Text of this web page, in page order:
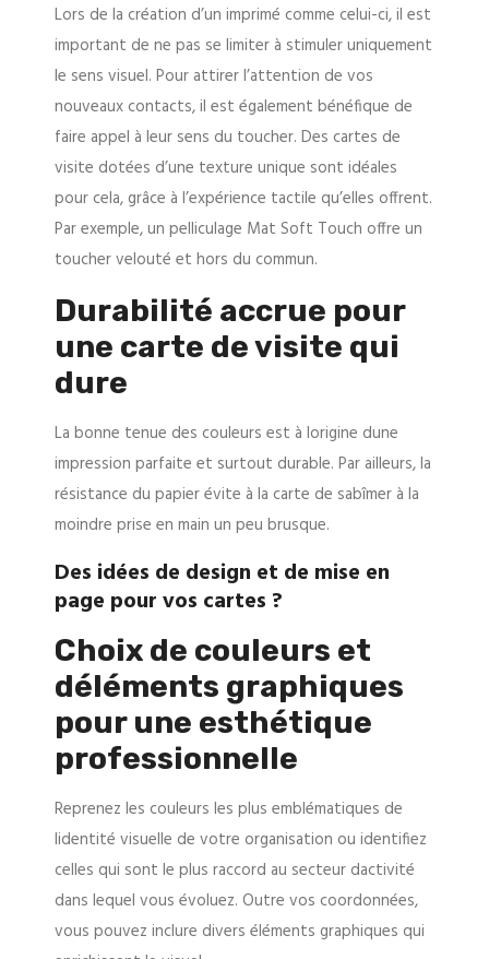
Lors de la création d’un imprimé comme celui-ci, il est
important de ne pas se limiter à stimuler uniquement
le sens visuel. Pour attirer l’attention de vos
nouveaux contacts, il est également bénéfique de
faire appel à leur sens du toucher. Des cartes de
visite dotées d’une texture unique sont idéales
pour cela, grâce à l’expérience tactile qu’elles offrent.
Par exemple, un pelliculage Mat Soft Touch offre un
toucher velouté et hors du commun.
Durabilité accrue pour
une carte de visite qui
dure
La bonne tenue des couleurs est à lorigine dune
impression parfaite et surtout durable. Par ailleurs, la
résistance du papier évite à la carte de sabîmer à la
moindre prise en main un peu brusque.
Des idées de design et de mise en
page pour vos cartes ?
Choix de couleurs et
déléments graphiques
pour une esthétique
professionnelle
Reprenez les couleurs les plus emblématiques de
lidentité visuelle de votre organisation ou identifiez
celles qui sont le plus raccord au secteur dactivité
dans lequel vous évoluez. Outre vos coordonnées,
vous pouvez inclure divers éléments graphiques qui